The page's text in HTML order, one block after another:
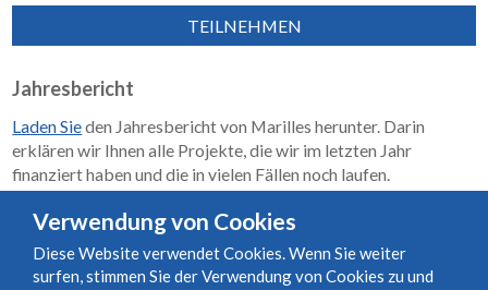
TEILNEHMEN
Jahresbericht
Laden Sieden Jahresbericht von Marilles herunter. Darin
erklären wir Ihnen alle Projekte, die wir im letzten Jahr
finanziert haben und die in vielen Fällen noch laufen.
Wirkungsbericht 2018–2023
Verwendung von Cookies
Diese Website verwendet Cookies. Wenn Sie weiter
surfen, stimmen Sie der Verwendung von Cookies zu und